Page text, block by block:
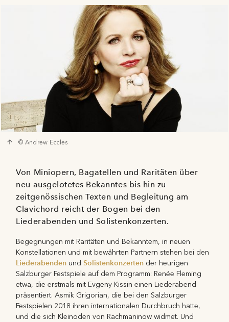
© Andrew Eccles
Von Miniopern, Bagatellen und Raritäten über
neu ausgelotetes Bekanntes bis hin zu
zeitgenössischen Texten und Begleitung am
Clavichord reicht der Bogen bei den
Liederabenden und Solistenkonzerten.
Begegnungen mit Raritäten und Bekanntem, in neuen
Konstellationen und mit bewährten Partnern stehen bei den
Liederabenden undSolistenkonzerten der heurigen
Salzburger Festspiele auf dem Programm: Renée Fleming
etwa, die erstmals mit Evgeny Kissin einen Liederabend
präsentiert. Asmik Grigorian, die bei den Salzburger
Festspielen 2018 ihren internationalen Durchbruch hatte,
und die sich Kleinoden von Rachmaninow widmet. Und